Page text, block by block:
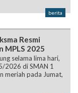
berita
Resmi
MPLS 2025
selama lima hari,
2026 di SMAN 1
meriah pada Jumat,